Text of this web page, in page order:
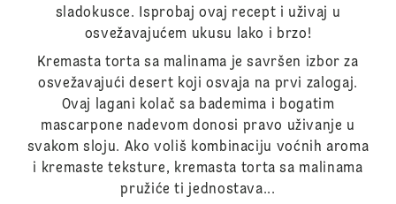
sladokusce. Isprobaj ovaj recept i uživaj u
osvežavajućem ukusu lako i brzo!
Kremasta torta sa malinama je savršen izbor za
osvežavajući desert koji osvaja na prvi zalogaj.
Ovaj lagani kolač sa bademima i bogatim
mascarpone nadevom donosi pravo uživanje u
svakom sloju. Ako voliš kombinaciju voćnih aroma
i kremaste teksture, kremasta torta sa malinama
pružiće ti jednostava...